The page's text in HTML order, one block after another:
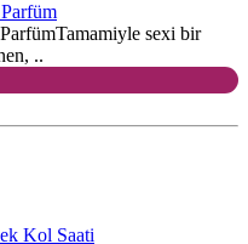
sexi bir
..